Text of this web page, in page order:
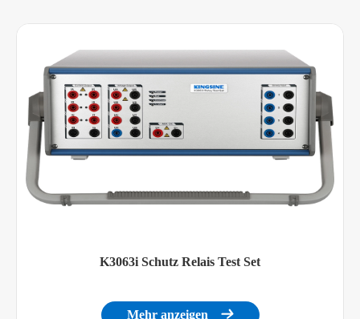
K3063i Schutz Relais Test Set
Mehr anzeigen 